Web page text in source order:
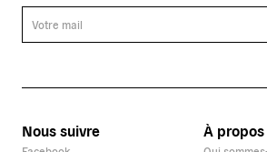
Nous suivre À propos